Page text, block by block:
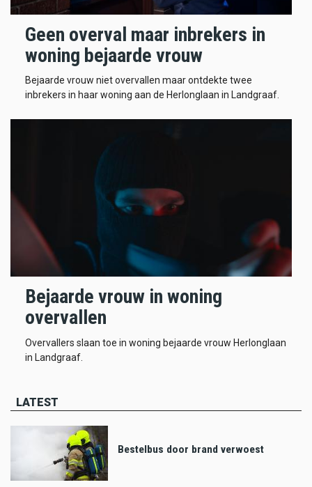
Geen overval maar inbrekers in
woning bejaarde vrouw
Bejaarde vrouw niet overvallen maar ontdekte twee
inbrekers in haar woning aan de Herlonglaan in Landgraaf.
Bejaarde vrouw in woning
overvallen
Overvallers slaan toe in woning bejaarde vrouw Herlonglaan
in Landgraaf.
LATEST
Bestelbus door brand verwoest